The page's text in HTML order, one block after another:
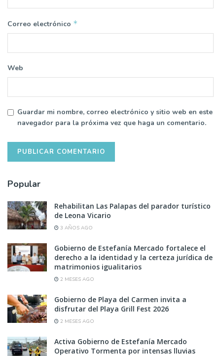
Correo electrónico *
Web
Guardar mi nombre, correo electrónico y sitio web en este
navegador para la próxima vez que haga un comentario.
Popular
Rehabilitan Las Palapas del parador turístico
de Leona Vicario
3 AÑOS AGO
Gobierno de Estefanía Mercado fortalece el
derecho a la identidad y la certeza jurídica de
matrimonios igualitarios
2 MESES AGO
Gobierno de Playa del Carmen invita a
disfrutar del Playa Grill Fest 2026
2 MESES AGO
Activa Gobierno de Estefanía Mercado
Operativo Tormenta por intensas lluvias